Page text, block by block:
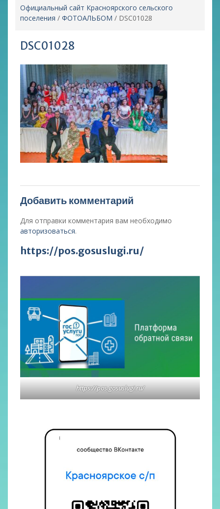
Официальный сайт Красноярского сельского
поселения / ФОТОАЛЬБОМ / DSC01028
DSC01028
Добавить комментарий
Для отправки комментария вам необходимо
авторизоваться.
https://pos.gosuslugi.ru/
https://pos.gosuslugi.ru/